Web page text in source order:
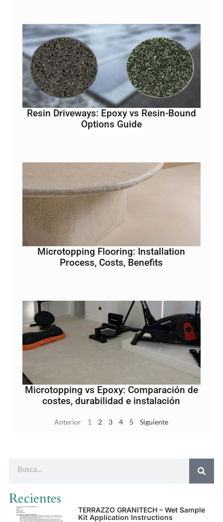
Resin Driveways: Epoxy vs Resin-Bound
Options Guide
Microtopping Flooring: Installation
Process, Costs, Benefits
Microtopping vs Epoxy: Comparación de
costes, durabilidad e instalación
Anterior 1 2 3 4 5 Siguiente
Recientes
TERRAZZO GRANITECH – Wet Sample
Kit Application Instructions